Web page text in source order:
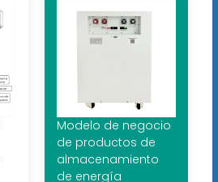
Modelo de negocio
de productos de
almacenamiento
de energía